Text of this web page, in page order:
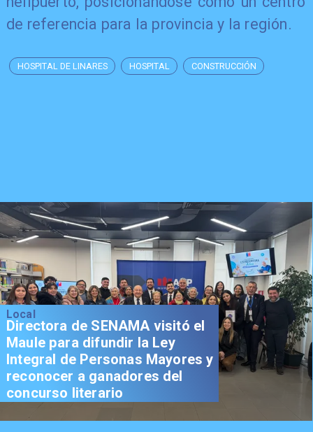
de referencia para la provincia y la región.
HOSPITAL DE LINARES HOSPITAL CONSTRUCCIÓN
Local
Directora de SENAMA visitó el
Maule para difundir la Ley
Integral de Personas Mayores y
reconocer a ganadores del
concurso literario